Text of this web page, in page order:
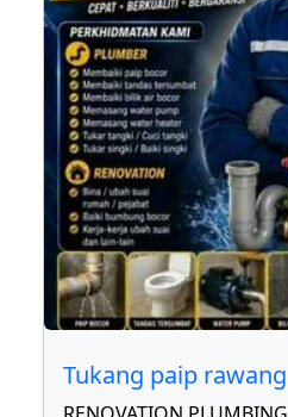
Tukang paip rawang